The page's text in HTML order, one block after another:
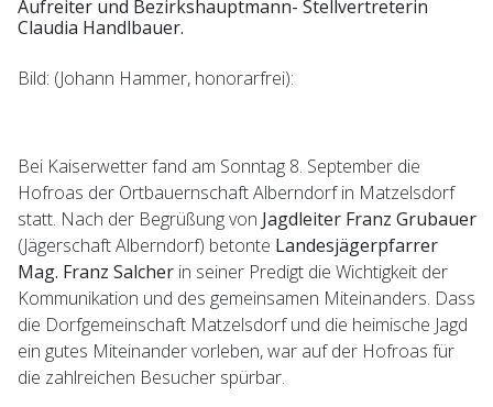
Aufreiter und Bezirkshauptmann- Stellvertreterin
Claudia Handlbauer.
Bild: (Johann Hammer, honorarfrei):
Bei Kaiserwetter fand am Sonntag 8. September die
Hofroas der Ortbauernschaft Alberndorf in Matzelsdorf
statt. Nach der Begrüßung von Jagdleiter Franz Grubauer
(Jägerschaft Alberndorf) betonte Landesjägerpfarrer
Mag. Franz Salcher in seiner Predigt die Wichtigkeit der
Kommunikation und des gemeinsamen Miteinanders. Dass
die Dorfgemeinschaft Matzelsdorf und die heimische Jagd
ein gutes Miteinander vorleben, war auf der Hofroas für
die zahlreichen Besucher spürbar.